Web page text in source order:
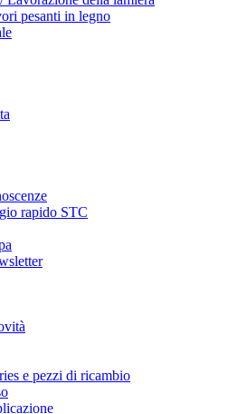
pesanti in legno
rapido STC
e pezzi di ricambio